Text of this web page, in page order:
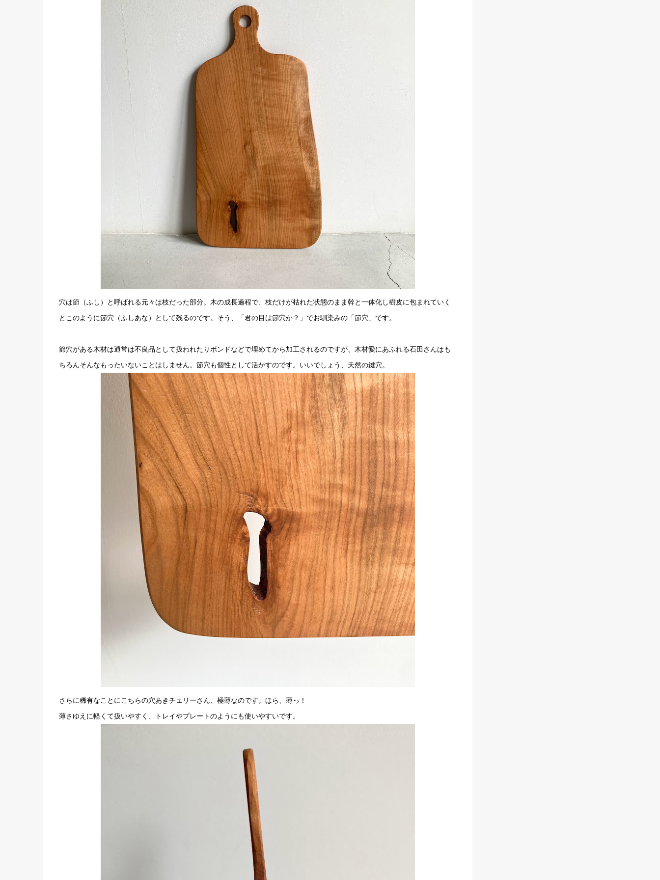
穴は節（ふし）と呼ばれる元々は枝だった部分。木の成長過程で、枝だけが枯れた状態のまま幹と一体化し樹皮に包まれていく
とこのように節穴（ふしあな）として残るのです。そう、「君の目は節穴か？」でお馴染みの「節穴」です。
節穴がある木材は通常は不良品として扱われたりボンドなどで埋めてから加工されるのですが、木材愛にあふれる石田さんはも
ちろんそんなもったいないことはしません。節穴も個性として活かすのです。いいでしょう、天然の鍵穴。
さらに稀有なことにこちらの穴あきチェリーさん、極薄なのです。ほら、薄っ！
薄さゆえに軽くて扱いやすく、トレイやプレートのようにも使いやすいです。